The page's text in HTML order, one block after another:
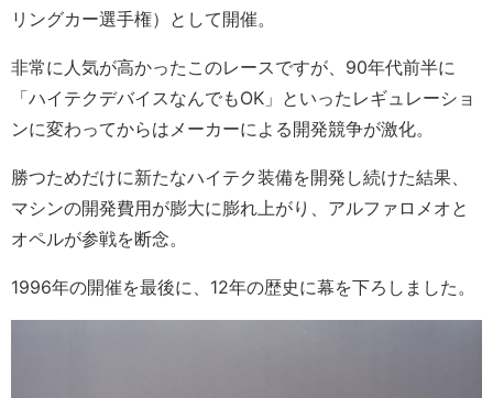
リングカー選手権）として開催。
非常に人気が高かったこのレースですが、90年代前半に
「ハイテクデバイスなんでもOK」といったレギュレーショ
ンに変わってからはメーカーによる開発競争が激化。
勝つためだけに新たなハイテク装備を開発し続けた結果、
マシンの開発費用が膨大に膨れ上がり、アルファロメオと
オペルが参戦を断念。
1996年の開催を最後に、12年の歴史に幕を下ろしました。